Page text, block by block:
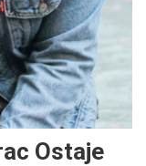
Ostaje